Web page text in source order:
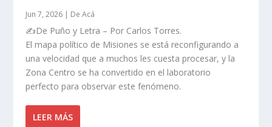
Jun 7, 2026 | De Acá
✍️De Puño y Letra – Por Carlos Torres.
El mapa político de Misiones se está reconfigurando a
una velocidad que a muchos les cuesta procesar, y la
Zona Centro se ha convertido en el laboratorio
perfecto para observar este fenómeno.
LEER MÁS